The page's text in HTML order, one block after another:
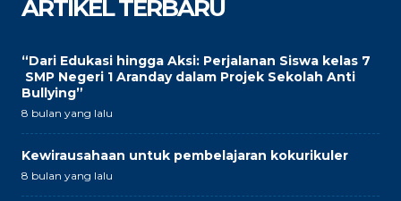
ARTIKEL TERBARU
“Dari Edukasi hingga Aksi: Perjalanan Siswa kelas 7
SMP Negeri 1 Aranday dalam Projek Sekolah Anti
Bullying”
8 bulan yang lalu
Kewirausahaan untuk pembelajaran kokurikuler
8 bulan yang lalu